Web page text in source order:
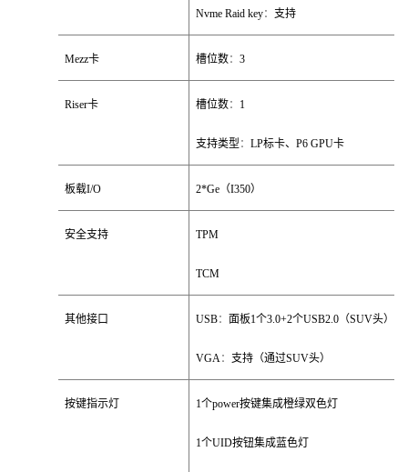
Nvme Raid key： 支持
Mezz卡 槽位数：3
Riser卡 槽位数： 1
支持类型 ：LP标卡、P6 GPU卡
板载I/O 2*Ge （I350）
安全支持 TPM
TCM
其他接口 USB：面板1个3.0+2个USB2.0 （SUV头）
VGA： 支持（通过SUV头）
按键指示灯 1个power按键集成橙绿双色灯
1个UID按钮集成蓝色灯